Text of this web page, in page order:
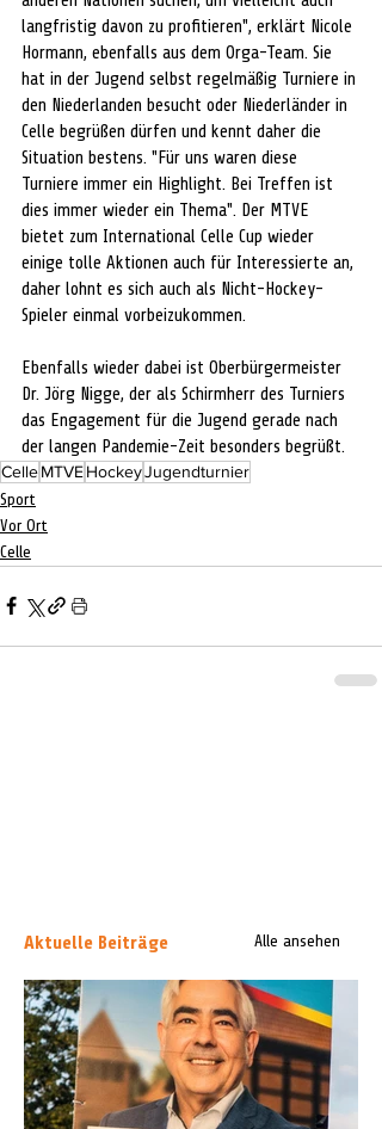
langfristig davon zu profitieren", erklärt Nicole
Hormann, ebenfalls aus dem Orga-Team. Sie
hat in der Jugend selbst regelmäßig Turniere in
den Niederlanden besucht oder Niederländer in
Celle begrüßen dürfen und kennt daher die
Situation bestens. "Für uns waren diese
Turniere immer ein Highlight. Bei Treffen ist
dies immer wieder ein Thema". Der MTVE
bietet zum International Celle Cup wieder
einige tolle Aktionen auch für Interessierte an,
daher lohnt es sich auch als Nicht-Hockey-
Spieler einmal vorbeizukommen.
Ebenfalls wieder dabei ist Oberbürgermeister
Dr. Jörg Nigge, der als Schirmherr des Turniers
das Engagement für die Jugend gerade nach
der langen Pandemie-Zeit besonders begrüßt.
CelleMTVEHockeyJugendturnier
Sport
Vor Ort
Celle
Aktuelle Beiträge Alle ansehen